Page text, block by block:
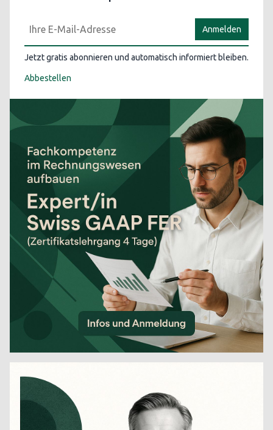
Anmelden
Jetzt gratis abonnieren und automatisch informiert bleiben.
Abbestellen